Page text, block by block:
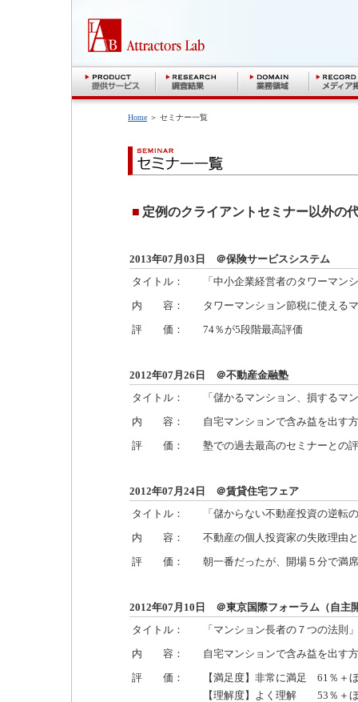
Home ＞ セミナー一覧
■ 定例のクライアントセミナー以外の
2013年07月03日 ＠保険サービスシステム
タイトル：
「中小企業経営者のタワーマン
内 容：
タワーマンション節税に使える
評 価：
74％が5段階最高評価
2012年07月26日 ＠不動産金融塾
タイトル：
「儲かるマンション、損するマ
内 容：
自宅マンションで含み益を出す
評 価：
塾での過去最高のセミナーとの
2012年07月24日 ＠賃貸住宅フェア
タイトル：
「儲からない不動産投資の逆転
内 容：
不動産の個人投資家の失敗理由
評 価：
朝一番だったが、開場５分で満
2012年07月10日 ＠東京国際フォーラム（自主
タイトル：
「マンション長者の７つの法則
内 容：
自宅マンションで含み益を出す
評 価：
【満足度】非常に満足 61％
【理解度】よく理解 53％＋